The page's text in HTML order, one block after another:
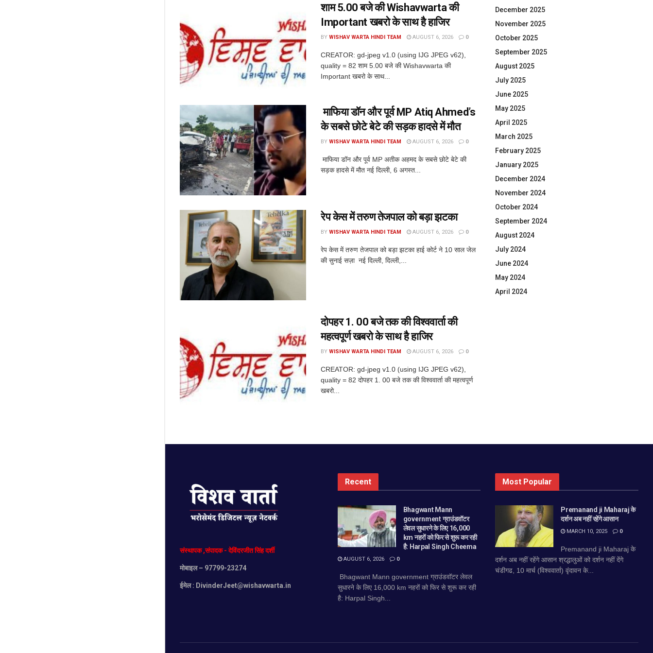
शाम 5.00 बजे की Wishavwarta की
Important खबरो के साथ है हाजिर
BY WISHAV WARTA HINDI TEAM AUGUST 6, 2026 0
CREATOR: gd-jpeg v1.0 (using IJG JPEG v62),
quality = 82 शाम 5.00 बजे की Wishavwarta की
Important खबरो के साथ...
माफिया डॉन और पूर्व MP Atiq Ahmed’s
के सबसे छोटे बेटे की सड़क हादसे में मौत
BY WISHAV WARTA HINDI TEAM AUGUST 6, 2026 0
माफिया डॉन और पूर्व MP अतीक अहमद के सबसे छोटे बेटे की
सड़क हादसे में मौत नई दिल्ली, 6 अगस्त...
रेप केस में तरुण तेजपाल को बड़ा झटका
BY WISHAV WARTA HINDI TEAM AUGUST 6, 2026 0
रेप केस में तरुण तेजपाल को बड़ा झटका हाई कोर्ट ने 10 साल जेल
की सुनाई सज़ा नई दिल्ली, दिल्ली,...
दोपहर 1. 00 बजे तक की विश्ववार्ता की
महत्वपूर्ण खबरो के साथ है हाजिर
BY WISHAV WARTA HINDI TEAM AUGUST 6, 2026 0
CREATOR: gd-jpeg v1.0 (using IJG JPEG v62),
quality = 82 दोपहर 1. 00 बजे तक की विश्ववार्ता की महत्वपूर्ण
खबरो...
December 2025
November 2025
October 2025
September 2025
August 2025
July 2025
June 2025
May 2025
April 2025
March 2025
February 2025
January 2025
December 2024
November 2024
October 2024
September 2024
August 2024
July 2024
June 2024
May 2024
April 2024
संस्थापक,संपादक-देविंदरजीतसिंहदर्शी
मोबाइल– 97799-23274
ईमेल : DivinderJeet@wishavwarta.in
Recent
Bhagwant Mann
government ग्राउंडवॉटर
लेवल सुधारने के लिए 16,000
km नहरों को फिर से शुरू कर रही
है: Harpal Singh Cheema
AUGUST 6, 2026 0
Bhagwant Mann government ग्राउंडवॉटर लेवल
सुधारने के लिए 16,000 km नहरों को फिर से शुरू कर रही
है: Harpal Singh...
Most Popular
Premanand ji Maharaj के
दर्शन अब नहीं रहेंगे आसान
MARCH 10, 2025 0
Premanand ji Maharaj के
दर्शन अब नहीं रहेंगे आसान श्रद्धालुओं को दर्शन नहीं देंगे
चंडीगढ, 10 मार्च (विश्ववार्ता) वृंदावन के...